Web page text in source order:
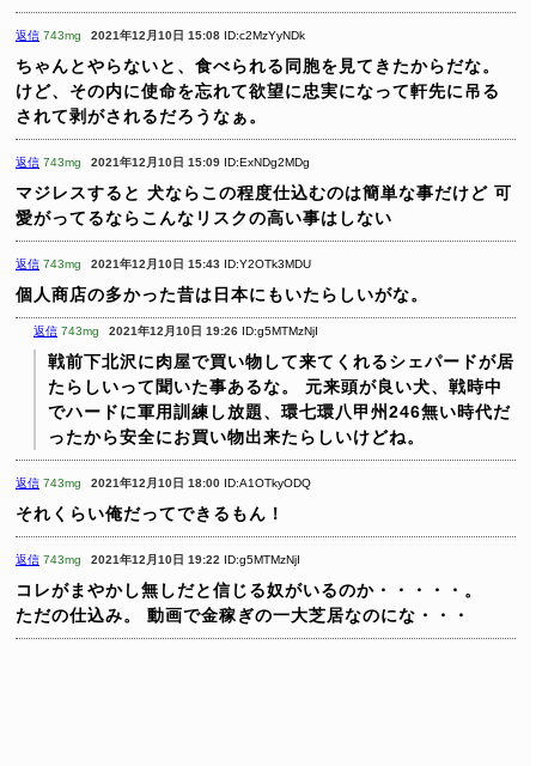
返信 743mg 2021年12月10日 15:08 ID:c2MzYyNDk
ちゃんとやらないと、食べられる同胞を見てきたからだな。
けど、その内に使命を忘れて欲望に忠実になって軒先に吊る
されて剥がされるだろうなぁ。
返信 743mg 2021年12月10日 15:09 ID:ExNDg2MDg
マジレスすると 犬ならこの程度仕込むのは簡単な事だけど 可
愛がってるならこんなリスクの高い事はしない
返信 743mg 2021年12月10日 15:43 ID:Y2OTk3MDU
個人商店の多かった昔は日本にもいたらしいがな。
返信 743mg 2021年12月10日 19:26 ID:g5MTMzNjI
戦前下北沢に肉屋で買い物して来てくれるシェパードが居
たらしいって聞いた事あるな。
元来頭が良い犬、戦時中
でハードに軍用訓練し放題、環七環八甲州246無い時代だ
ったから安全にお買い物出来たらしいけどね。
返信 743mg 2021年12月10日 18:00 ID:A1OTkyODQ
それくらい俺だってできるもん！
返信 743mg 2021年12月10日 19:22 ID:g5MTMzNjI
コレがまやかし無しだと信じる奴がいるのか・・・・・。
ただの仕込み。
動画で金稼ぎの一大芝居なのにな・・・